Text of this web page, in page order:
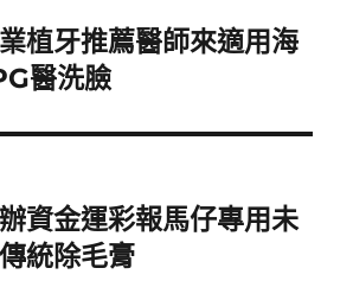
植牙推薦醫師來適用海
醫洗臉
資金運彩報馬仔專用未
統除毛膏